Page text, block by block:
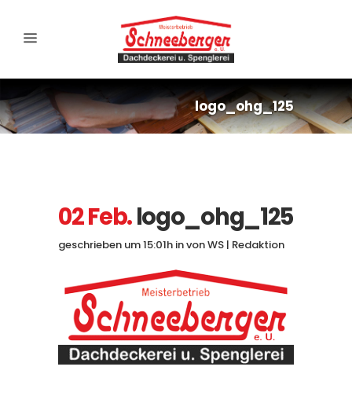
logo_ohg_125
02 Feb.logo_ohg_125
geschrieben um 15:01h invonWS | Redaktion